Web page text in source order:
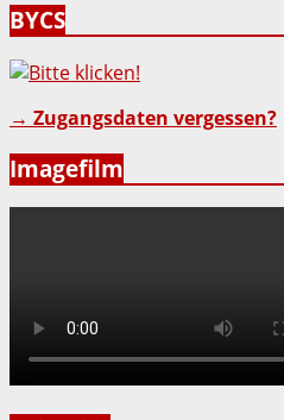
BYCS
→ Zugangsdaten vergessen?
Imagefilm